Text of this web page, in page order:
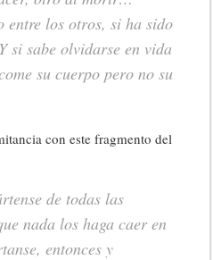
entre los otros, si ha sido
si sabe olvidarse en vida
su cuerpo pero no su
con este fragmento del
de todas las
nada los haga caer en
entonces y